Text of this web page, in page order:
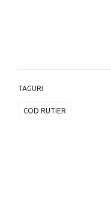
TAGURI
COD RUTIER